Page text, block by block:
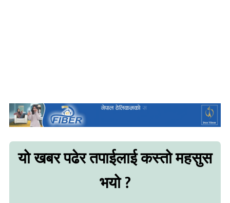
यो खबर पढेर तपाईलाई कस्तो महसुस
भयो ?